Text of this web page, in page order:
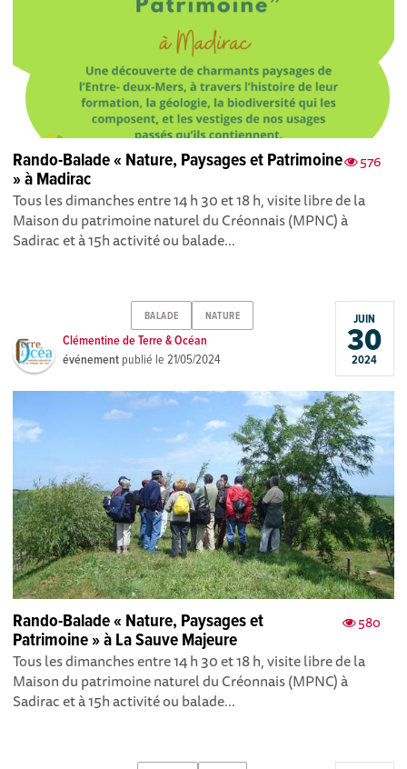
576
Rando-Balade « Nature, Paysages et Patrimoine
» à Madirac
Tous les dimanches entre 14 h 30 et 18 h, visite libre de la
Maison du patrimoine naturel du Créonnais (MPNC) à
Sadirac et à 15h activité ou balade...
BALADE NATURE
Clémentine de Terre & Océan
événement publié le21/05/2024
JUIN
30
2024
580
Rando-Balade « Nature, Paysages et
Patrimoine » à La Sauve Majeure
Tous les dimanches entre 14 h 30 et 18 h, visite libre de la
Maison du patrimoine naturel du Créonnais (MPNC) à
Sadirac et à 15h activité ou balade...